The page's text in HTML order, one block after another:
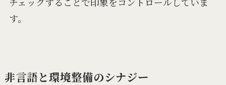
す。
非言語と環境整備のシナジー